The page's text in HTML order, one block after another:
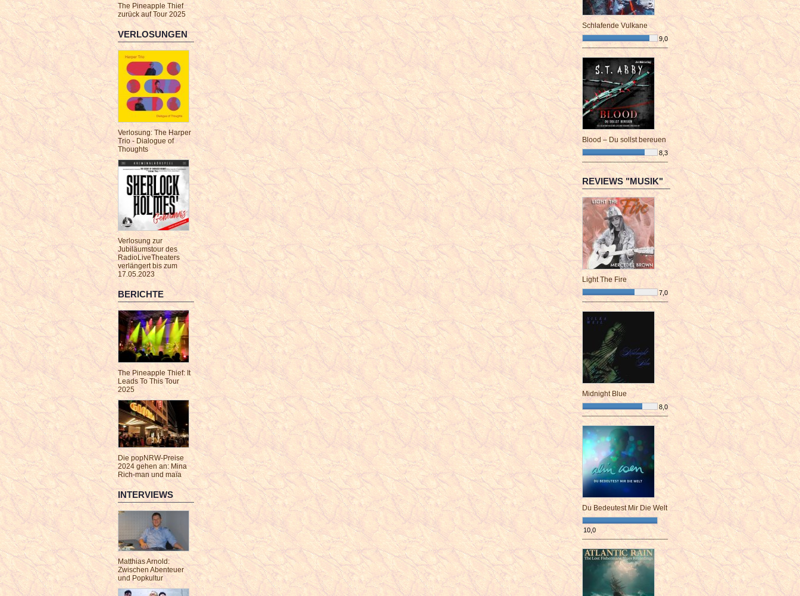
The Pineapple Thief
zurück auf Tour 2025
VERLOSUNGEN
Verlosung: The Harper
Trio - Dialogue of
Thoughts
Verlosung zur
Jubiläumstour des
RadioLiveTheaters
verlängert bis zum
17.05.2023
BERICHTE
The Pineapple Thief: It
Leads To This Tour
2025
Die popNRW-Preise
2024 gehen an: Mina
Rich-man und maïa
INTERVIEWS
Matthias Arnold:
Zwischen Abenteuer
und Popkultur
Schlafende Vulkane
9,0
¯¯¯¯¯¯¯¯¯¯¯¯¯¯¯¯¯¯¯¯¯¯¯¯
Blood – Du sollst bereuen
8,3
¯¯¯¯¯¯¯¯¯¯¯¯¯¯¯¯¯¯¯¯¯¯¯¯
REVIEWS "MUSIK"
Light The Fire
7,0
¯¯¯¯¯¯¯¯¯¯¯¯¯¯¯¯¯¯¯¯¯¯¯¯
Midnight Blue
8,0
¯¯¯¯¯¯¯¯¯¯¯¯¯¯¯¯¯¯¯¯¯¯¯¯
Du Bedeutest Mir Die Welt
10,0
¯¯¯¯¯¯¯¯¯¯¯¯¯¯¯¯¯¯¯¯¯¯¯¯